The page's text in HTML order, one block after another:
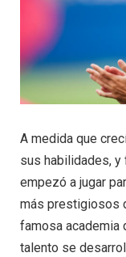
A medida que
sus habilidades, y
empezó a jugar
más prestigiosos
famosa academia
talento se